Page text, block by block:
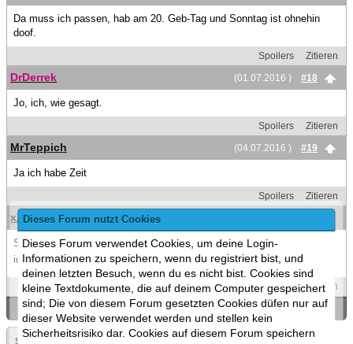
Dieses Forum nutzt Cookies
Dieses Forum verwendet Cookies, um deine Login-
Informationen zu speichern, wenn du registriert bist, und
deinen letzten Besuch, wenn du es nicht bist. Cookies sind
kleine Textdokumente, die auf deinem Computer gespeichert
sind; Die von diesem Forum gesetzten Cookies düfen nur auf
dieser Website verwendet werden und stellen kein
Sicherheitsrisiko dar. Cookies auf diesem Forum speichern
Da muss ich passen, hab am 20. Geb-Tag und Sonntag ist ohnehin
doof.
Spoilers
Zitieren
(01.07.2016 )
#18
DrDerrek
Jo, ich, wie gesagt.
Spoilers
Zitieren
(04.07.2016 )
#19
MrTeppich
Ja ich habe Zeit
Spoilers
Zitieren
xXSteamBroXx
So wie es bis jetzt aussieht steht alles auf Sonntag den 21.08
ich persönlich super und frei mich schon riesig
Spoilers Zitieren
«Ein Thema zurück|Ein Thema vor»
Seite: